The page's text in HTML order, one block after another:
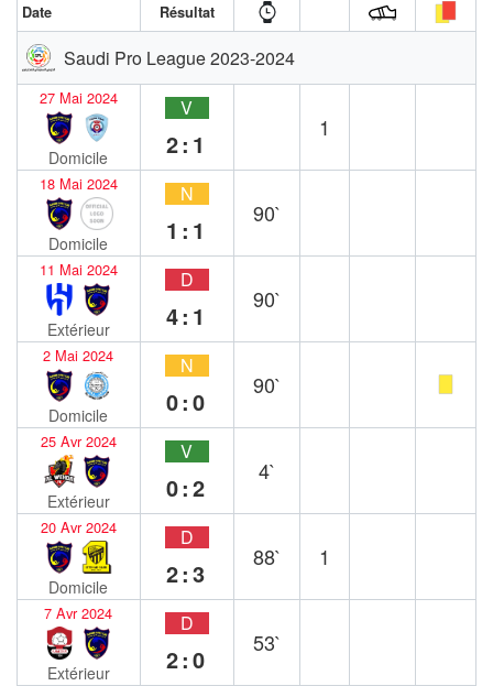
Date Résultat
Saudi Pro League 2023-2024
27 Mai 2024
Domicile
V
2:1
1
18 Mai 2024
Domicile
N
1:1
90`
11 Mai 2024
Extérieur
D
4:1
90`
2 Mai 2024
Domicile
N
0:0
90`
25 Avr 2024
Extérieur
V
0:2
4`
20 Avr 2024
Domicile
D
2:3
88` 1
7 Avr 2024
Extérieur
D
2:0
53`